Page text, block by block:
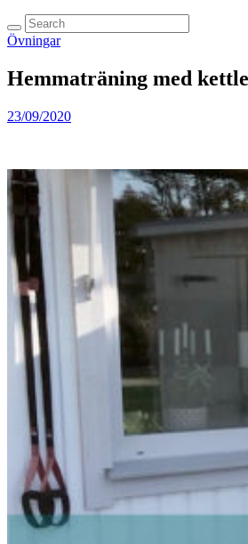
Övningar
Hemmaträning med
23/09/2020